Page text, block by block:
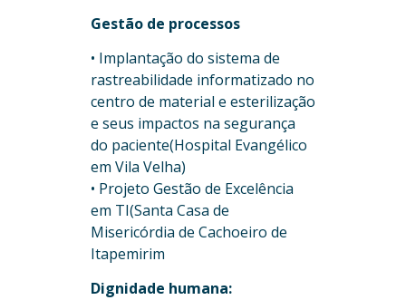
Gestão de processos
• Implantação do sistema de
rastreabilidade informatizado no
centro de material e esterilização
e seus impactos na segurança
do paciente(Hospital Evangélico
em Vila Velha)
• Projeto Gestão de Excelência
em TI(Santa Casa de
Misericórdia de Cachoeiro de
Itapemirim
Dignidade humana: